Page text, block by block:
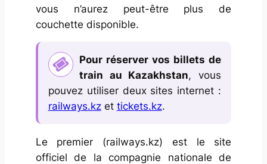
vous n’aurez peut-être plus de
couchette disponible.
Pour réserver vos billets de
train au Kazakhstan, vous
pouvez utiliser deux sites internet :
railways.kzet tickets.kz.
Le premier (railways.kz) est le site
officiel de la compagnie nationale de